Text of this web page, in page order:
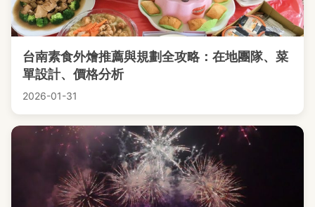
台南素食外燴推薦與規劃全攻略：在地團隊、菜
單設計、價格分析
2026-01-31